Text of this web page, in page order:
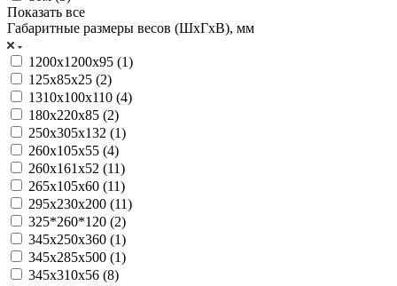
Показать все
Габаритные размеры весов (ШхГхВ), мм
1200х1200x95 (1)
125x85x25 (2)
1310х100х110 (4)
180х220х85 (2)
250х305х132 (1)
260х105х55 (4)
260х161х52 (11)
265x105x60 (11)
295х230х200 (11)
325*260*120 (2)
345х250х360 (1)
345х285х500 (1)
345х310х56 (8)